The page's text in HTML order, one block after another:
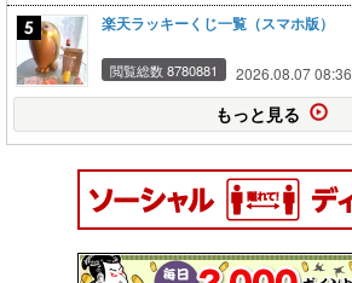
楽天ラッキーくじ一覧（スマホ版）
閲覧総数 8780881 2026.08.07 08:36
もっと見る